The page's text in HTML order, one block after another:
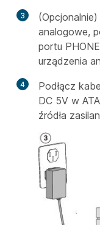
3
analogowe,
portu
urządzenia
4
Podłącz
DC 5V w
źródła